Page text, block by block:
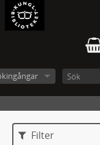
Filter